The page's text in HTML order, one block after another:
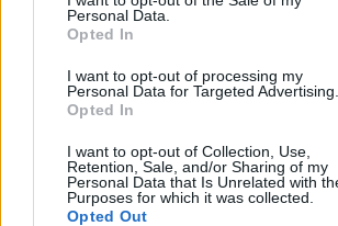
Personal Data.
Opted In
I want to opt-out of processing my
Personal Data for Targeted Advertising.
Opted In
I want to opt-out of Collection, Use,
Retention, Sale, and/or Sharing of my
Personal Data that Is Unrelated with
Purposes for which it was collected.
Opted Out